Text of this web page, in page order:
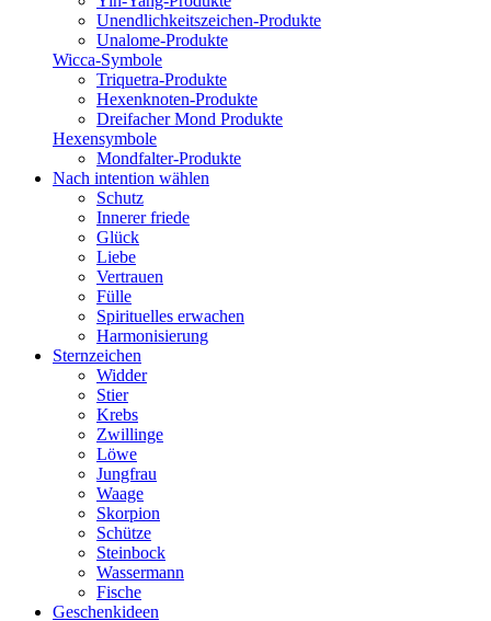
Unendlichkeitszeichen-Produkte
Unalome-Produkte
Wicca-Symbole
Triquetra-Produkte
Hexenknoten-Produkte
Dreifacher Mond Produkte
Hexensymbole
Mondfalter-Produkte
Nach intention wählen
Schutz
Innerer friede
Glück
Liebe
Vertrauen
Fülle
Spirituelles erwachen
Harmonisierung
Sternzeichen
Widder
Stier
Krebs
Zwillinge
Löwe
Jungfrau
Waage
Skorpion
Schütze
Steinbock
Wassermann
Fische
Geschenkideen